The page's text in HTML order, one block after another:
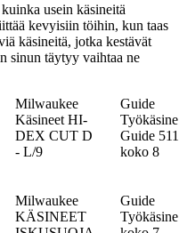
usein käsineitä
kevyisiin töihin, kun taas
käsineitä, jotka kestävät
sinun täytyy vaihtaa ne
Milwaukee
Käsineet HI-
DEX CUT D
- L/9
Guide
Työkäsine
Guide
koko 8
Milwaukee
KÄSINEET
Guide
Työkäsine